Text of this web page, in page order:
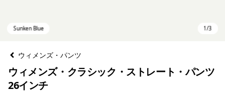
ウィメンズ・パンツ
ウィメンズ・クラシック・ストレート・パンツ
26インチ